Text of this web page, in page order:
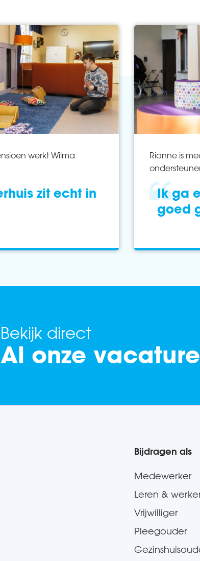
werkt Wilma
zit echt in
Rianne is
Ik ga
goed
Bekijk direct
Al onze
Bijdragen als
Medewerker
Leren &
Vrijwilliger
Pleegouder